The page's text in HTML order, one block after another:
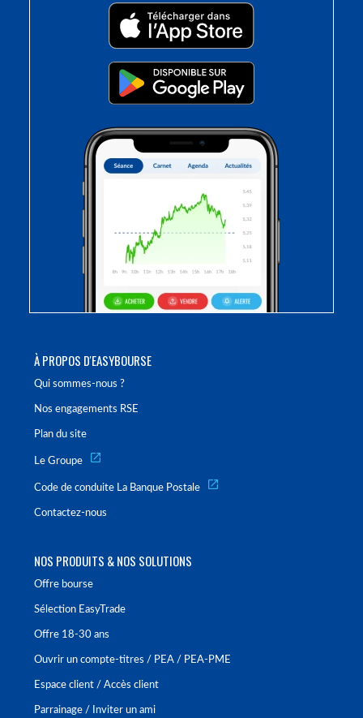
À PROPOS D'EASYBOURSE
Qui sommes-nous ?
Nos engagements RSE
Plan du site
Le Groupe
Code de conduite La Banque Postale
Contactez-nous
NOS PRODUITS & NOS SOLUTIONS
Offre bourse
Sélection EasyTrade
Offre 18-30 ans
Ouvrir un compte-titres / PEA / PEA-PME
Espace client / Accès client
Parrainage / Inviter un ami